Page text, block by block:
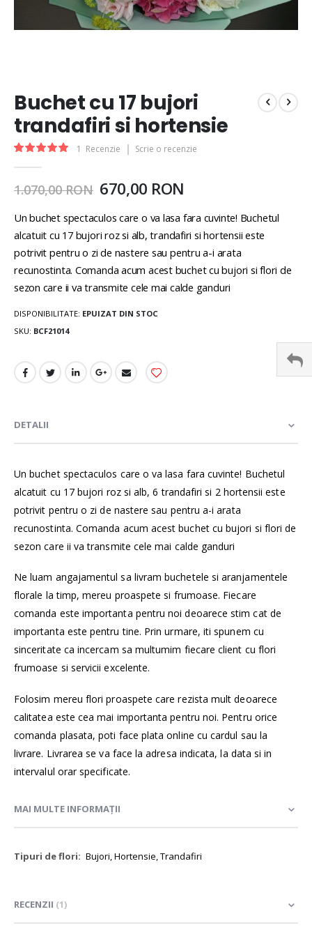
Buchet cu 17 bujori
trandafiri si hortensie
Rating: 1 Recenzie Scrie o recenzie
1.070,00 RON 670,00 RON
Un buchet spectaculos care o va lasa fara cuvinte! Buchetul
alcatuit cu 17 bujori roz si alb, trandafiri si hortensii este
potrivit pentru o zi de nastere sau pentru a-i arata
recunostinta. Comanda acum acest buchet cu bujori si flori de
sezon care ii va transmite cele mai calde ganduri
DISPONIBILITATE: EPUIZAT DIN STOC
SKU BCF21014
DETALII
Un buchet spectaculos care o va lasa fara cuvinte! Buchetul
alcatuit cu 17 bujori roz si alb, 6 trandafiri si 2 hortensii este
potrivit pentru o zi de nastere sau pentru a-i arata
recunostinta. Comanda acum acest buchet cu bujori si flori de
sezon care ii va transmite cele mai calde ganduri
Ne luam angajamentul sa livram buchetele si aranjamentele
florale la timp, mereu proaspete si frumoase. Fiecare
comanda este importanta pentru noi deoarece stim cat de
importanta este pentru tine. Prin urmare, iti spunem cu
sinceritate ca incercam sa multumim fiecare client cu flori
frumoase si servicii excelente.
Folosim mereu flori proaspete care rezista mult deoarece
calitatea este cea mai importanta pentru noi. Pentru orice
comanda plasata, poti face plata online cu cardul sau la
livrare. Livrarea se va face la adresa indicata, la data si in
intervalul orar specificate.
MAI MULTE INFORMAȚII
Mai
Bujori, Hortensie, Trandafiri
RECENZII 1